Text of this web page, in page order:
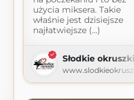
użycia miksera. Takie
właśnie jest dzisiejsze
najłatwiejsze (...)
Słodkie